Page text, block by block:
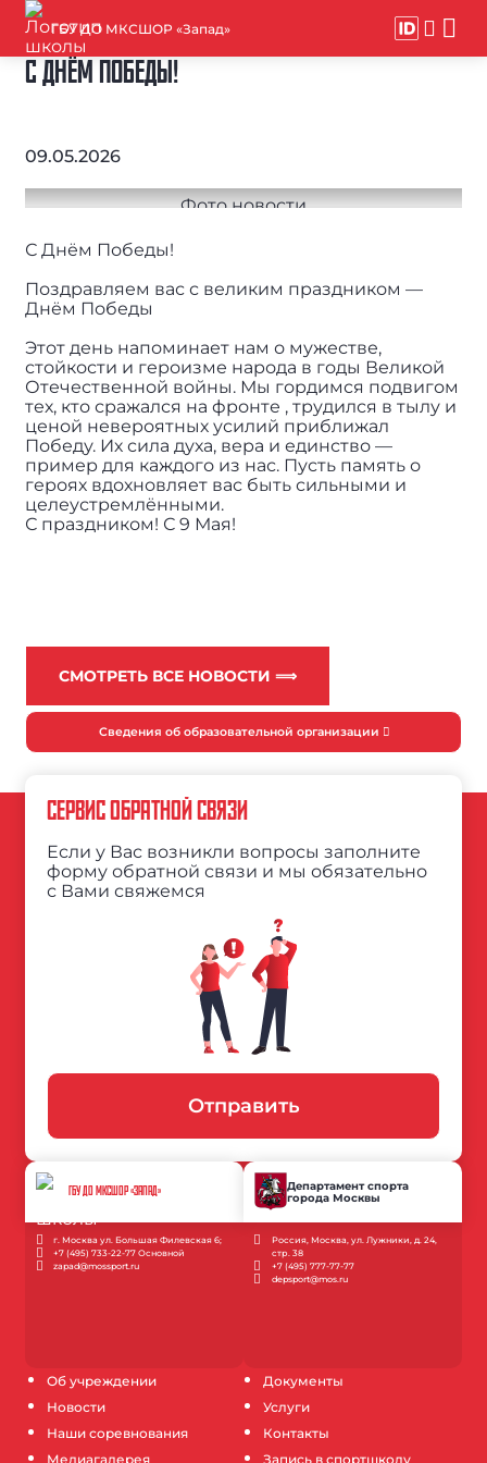
ГБУ ДО МКСШОР «Запад»
С ДНЁМ ПОБЕДЫ!
09.05.2026
С Днём Победы!
Поздравляем вас с великим праздником —
Днём Победы
Этот день напоминает нам о мужестве,
стойкости и героизме народа в годы Великой
Отечественной войны. Мы гордимся подвигом
тех, кто сражался на фронте , трудился в тылу и
ценой невероятных усилий приближал
Победу. Их сила духа, вера и единство —
пример для каждого из нас. Пусть память о
героях вдохновляет вас быть сильными и
целеустремлёнными.
С праздником! С 9 Мая!
СМОТРЕТЬ ВСЕ НОВОСТИ ⟹
Сведения об образовательной организации
Об учреждении
Новости
Наши соревнования
Медиагалерея
Документы
Услуги
Контакты
Запись в спортшколу
СЕРВИС ОБРАТНОЙ СВЯЗИ
Если у Вас возникли вопросы заполните
форму обратной связи и мы обязательно
с Вами свяжемся
Отправить
ГБУ ДО МКСШОР «ЗАПАД»
г. Москва ул. Большая Филевская 6;
+7 (495) 733-22-77 Основной
zapad@mossport.ru
Департамент спорта
города Москвы
Россия, Москва, ул. Лужники, д. 24,
стр. 38
+7 (495) 777-77-77
depsport@mos.ru